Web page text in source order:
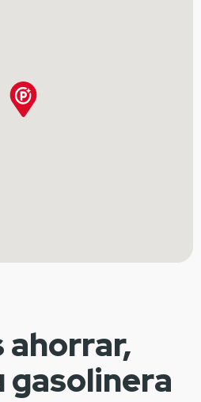
ahorrar,
gasolinera